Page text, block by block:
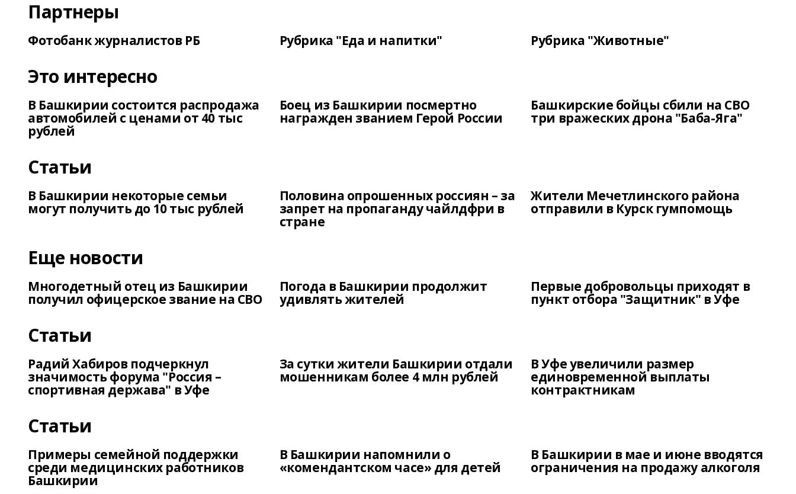
Партнеры
Фотобанк журналистов РБ Рубрика "Еда и напитки" Рубрика "Животные"
Это интересно
В Башкирии состоится распродажа
автомобилей с ценами от 40 тыс
рублей
Боец из Башкирии посмертно
награжден званием Герой России
Башкирские бойцы сбили на СВО
три вражеских дрона "Баба-Яга"
Статьи
В Башкирии некоторые семьи
могут получить до 10 тыс рублей
Половина опрошенных россиян – за
запрет на пропаганду чайлдфри в
стране
Жители Мечетлинского района
отправили в Курск гумпомощь
Еще новости
Многодетный отец из Башкирии
получил офицерское звание на СВО
Погода в Башкирии продолжит
удивлять жителей
Первые добровольцы приходят в
пункт отбора "Защитник" в Уфе
Статьи
Радий Хабиров подчеркнул
значимость форума "Россия –
спортивная держава" в Уфе
За сутки жители Башкирии отдали
мошенникам более 4 млн рублей
В Уфе увеличили размер
единовременной выплаты
контрактникам
Статьи
Примеры семейной поддержки
среди медицинских работников
Башкирии
В Башкирии напомнили о
«комендантском часе» для детей
В Башкирии в мае и июне вводятся
ограничения на продажу алкоголя